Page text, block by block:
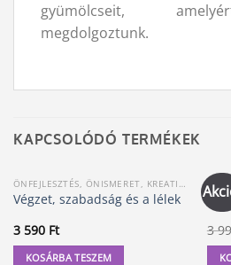
gyümölcseit,
megdolgoztunk.
KAPCSOLÓDÓ TERMÉKEK
Végzet, szabadság és a lélek
3 590 Ft
KOSÁRBA TESZEM
3